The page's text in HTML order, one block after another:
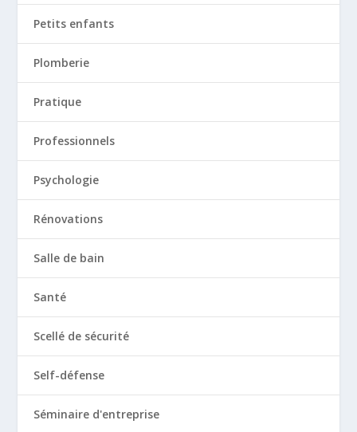
Petits enfants
Plomberie
Pratique
Professionnels
Psychologie
Rénovations
Salle de bain
Santé
Scellé de sécurité
Self-défense
Séminaire d'entreprise